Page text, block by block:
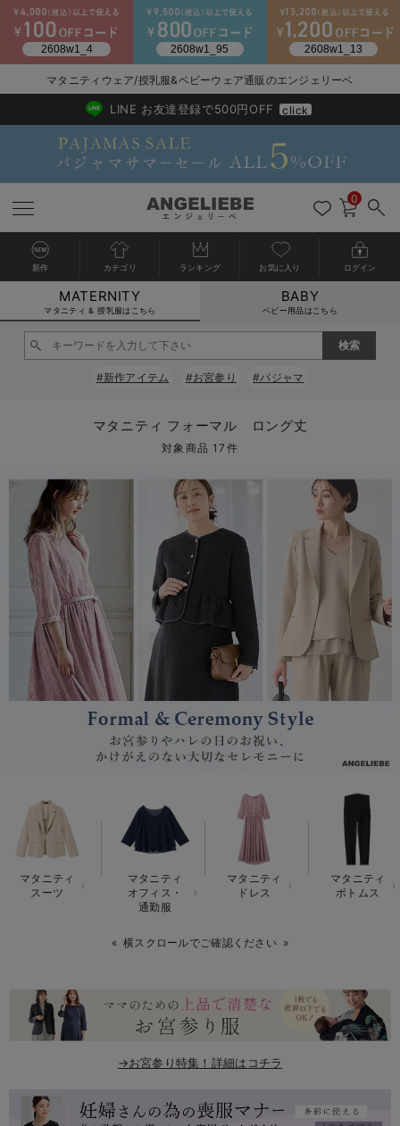
マタニティウェア全て
マタニティ ワンピース
マタニティ トップス
マタニティ アウター（コート）・ママコート
マタニティ 下着・インナー全て
授乳ブラ・マタニティブラ（マタニティインナー・産後用品）
マタニティ 授乳 キャミソール
産褥ショーツ
骨盤・マタニティベルト （妊娠中・産後）
産後 ガードル インナー
マタニティ 腹巻き
授乳服全て
マタニティ フォーマル全て
マタニティ スーツ
マタニティ ドレス（結婚式・お呼ばれ）
マタニティ フォーマル パンツ・ボトムス
授乳用品全て
妊婦用 抱き枕・授乳クッション
マタニティレッグウェア全て
マタニティストッキング・タイツ
マタニティ ボディケア全て
アウトレット全て
【アウトレット】ワンピース
【アウトレット】パジャマ
【アウトレット】インナー
【アウトレット】ベビー
特集全て
コットン素材
冷房対策
接触冷感素材
Tシャツブラ
ブラトップ
親子セット
快適機能ウェア特集 トップス
快適機能ウェア特集 ボトムス
erbaviva（エルバビーバ）
安心の日本製。先輩ママが買ってよかった！本当に必要な出産準備品
ハレの日に着るANGELIEBEのセレモニー
親子コーデ｜ママとベビーにおすすめ！
便利な育児家電
Gift Selection 出産祝い
ロンパースはいつからいつまで使う？選ぶポイントも解説！
再入荷全て
再入荷｜インナー
戻る
送料無料アイテム全て
ワンピース
スカート
パジャマ
インナー
雑貨
ベビー
戻る
ブラキャミ おまとめ
MAX55%OFF ブラック
戻る
【37周年祭セール】
【37周年祭セール】
戻る
気温差別オススメア
【15℃】3月下旬～
戻る
動きやすく着回しで
戻る
強撚スムース(コスパ
戻る
マタニティウェア
【おまとめ割】パジ
戻る
こだわりの履き心地
カジュアル
オフィス
戻る
ジャケット派
きれいめ美脚パンツ派
ツィード派
王道シンプル派
セットアップ派
戻る
出産準備応援割全て
マタニティパジャマ
戻る
【オフィスカジュア
戻る
レギンスタイプ
戻る
【フォーマル】ワン
戻る
【ベビー】長袖
戻る
ハンカチ
短肌着
セット
戻る
快適ウェア10%OFF
快適ウェア10%OFF
戻る
春のマタニティワン
セットアップ・ レイ
ジャンパースカート/
ワーク・オフィス
カジュアル
フォーマル / オケー
あったかアイテム｜
戻る
Gift Selection 出産
〜3,000円（税込）
10,001円（税込）〜
女の子におススメの
男の子におススメの
定番ギフト
もらって嬉しいギフト
かわいくておもしろ
何枚あっても嬉しい
戻る
冬の冷え対策インナ
薄くてあったか
保温&リカバリー
レギンス・タイツ
カップ付きインナー
あったか度◎
裏起毛素材
戻る
入院準備の持ち物チ
入院してすぐ使うグ
戻る
冬のあったか特集全て
【冬のあったか特集
【冬のあったか特集
マタニティウェア/授乳服&ベビーウェア通販のエンジェリーベ
2026/NewArrival
送料495円(一部地域を除く) 7,700円以上で送料無料
LINE お友達登録で500円OFF click
0
新作 カテゴリ ランキング お気に入り ログイン
MATERNITY
マタニティ & 授乳服はこちら
BABY
ベビー用品はこちら
#新作アイテム #お宮参り #パジャマ
マタニティ フォーマル ロング丈
対象商品 17件
マタニティ
スーツ
マタニティ
オフィス・
通勤服
マタニティ
ドレス
マタニティ
ボトムス
横スクロールでご確認ください
→お宮参り特集！詳細はコチラ
カートに入れる
閉じる